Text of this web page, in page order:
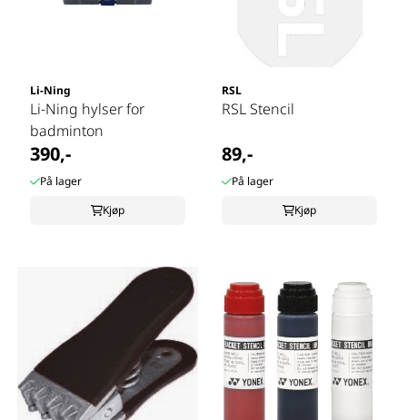
Li-Ning
Li-Ning hylser for
badminton
390,-
På lager
Kjøp
RSL
RSL Stencil
89,-
På lager
Kjøp